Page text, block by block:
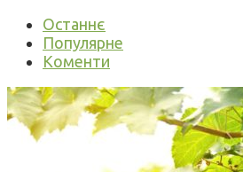
Останнє
Популярне
Коменти